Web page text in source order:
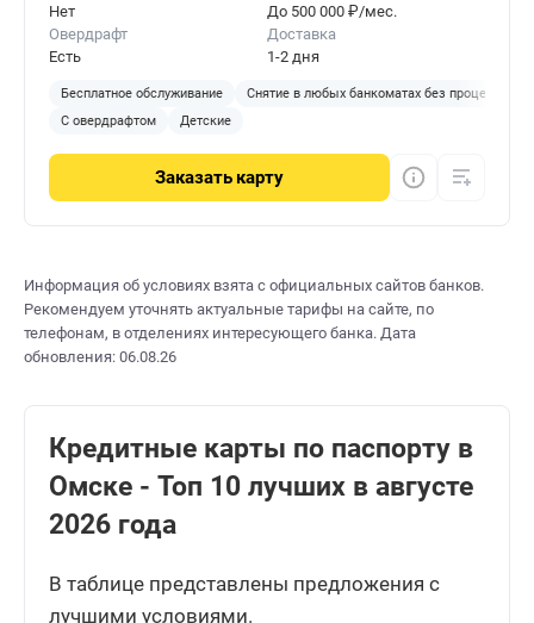
Нет
До 500 000 ₽/мес.
Овердрафт
Есть
Доставка
1-2 дня
Бесплатное обслуживание
Снятие в любых банкоматах без процентов
С овердрафтом
Детские
Заказать карту
Информация об условиях взята с официальных сайтов банков.
Рекомендуем уточнять актуальные тарифы на сайте, по
телефонам, в отделениях интересующего банка. Дата
обновления: 06.08.26
Кредитные карты по паспорту в
Омске - Топ 10 лучших в августе
2026 года
В таблице представлены предложения с
лучшими условиями.